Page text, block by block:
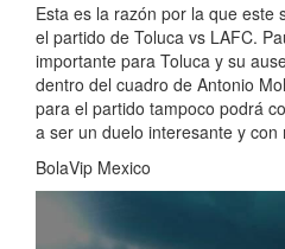
Esta es la razón por la que este
el partido de Toluca vs LAFC.
importante para Toluca y su
dentro del cuadro de Antonio
para el partido tampoco podrá
a ser un duelo interesante y
BolaVip Mexico